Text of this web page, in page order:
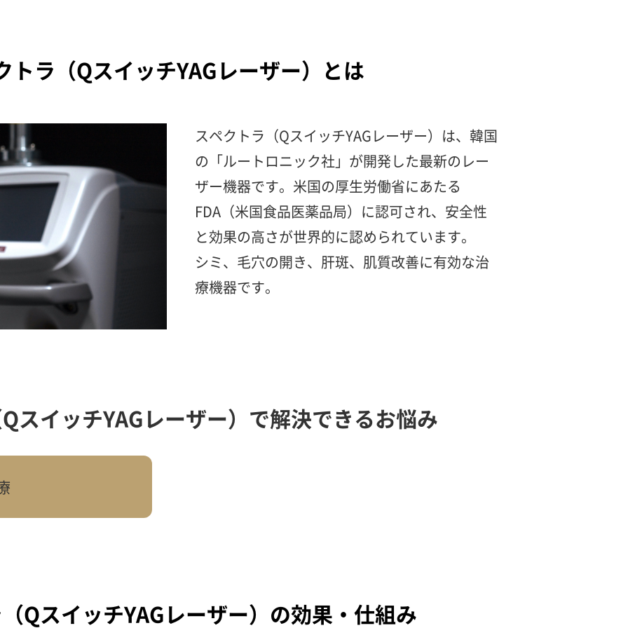
トラ（QスイッチYAGレーザー） とは
スペクトラ（QスイッチYAGレーザー）は、韓国
の「ルートロニック社」が開発した最新のレー
ザー機器です。米国の厚生労働省にあたる
FDA（米国食品医薬品局）に認可され、安全性
と効果の高さが世界的に認められています。
シミ、毛穴の開き、肝斑、肌質改善に有効な治
療機器です。
スイッチYAGレーザー） で解決できるお悩み
QスイッチYAGレーザー） の効果・仕組み